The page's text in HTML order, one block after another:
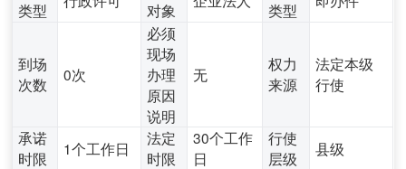
类型
对象
类型
到场
次数
0次
必须
现场
办理
原因
说明
无
权力
来源
法定本级
行使
承诺
时限
1个工作日
法定
时限
30个工作
日
行使
层级
县级